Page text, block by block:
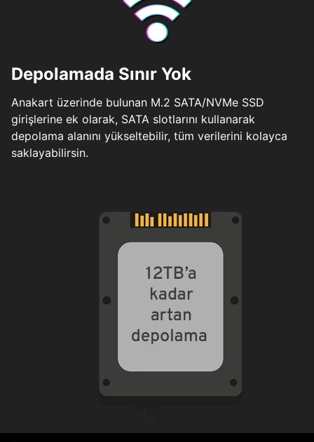
Depolamada Sınır Yok
Anakart üzerinde bulunan M.2 SATA/NVMe SSD
girişlerine ek olarak, SATA slotlarını kullanarak
depolama alanını yükseltebilir, tüm verilerini kolayca
saklayabilirsin.